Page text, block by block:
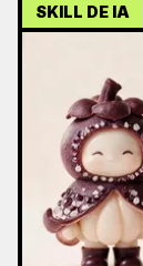
SKILL DE IA